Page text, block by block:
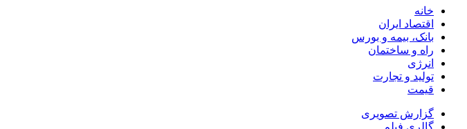
خانه
اقتصاد ایران
بانک، بیمه و بورس
راه و ساختمان
انرژی
تولید و تجارت
قیمت
گزارش تصویری
گالری فیلم